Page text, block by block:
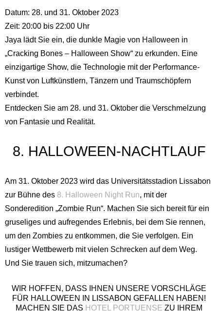
Datum: 28. und 31. Oktober 2023
Zeit: 20:00 bis 22:00 Uhr
Jaya lädt Sie ein, die dunkle Magie von Halloween in
„Cracking Bones – Halloween Show“ zu erkunden. Eine
einzigartige Show, die Technologie mit der Performance-
Kunst von Luftkünstlern, Tänzern und Traumschöpfern
verbindet.
Entdecken Sie am 28. und 31. Oktober die Verschmelzung
von Fantasie und Realität.
8. HALLOWEEN-NACHTLAUF
Am 31. Oktober 2023 wird das Universitätsstadion Lissabon
zur Bühne des 8. Halloween Night Run, mit der
Sonderedition „Zombie Run“. Machen Sie sich bereit für ein
gruseliges und aufregendes Erlebnis, bei dem Sie rennen,
um den Zombies zu entkommen, die Sie verfolgen. Ein
lustiger Wettbewerb mit vielen Schrecken auf dem Weg.
Und Sie trauen sich, mitzumachen?
WIR HOFFEN, DASS IHNEN UNSERE VORSCHLÄGE
FÜR HALLOWEEN IN LISSABON GEFALLEN HABEN!
MACHEN SIE DAS HOTEL PORTUENSE ZU IHREM